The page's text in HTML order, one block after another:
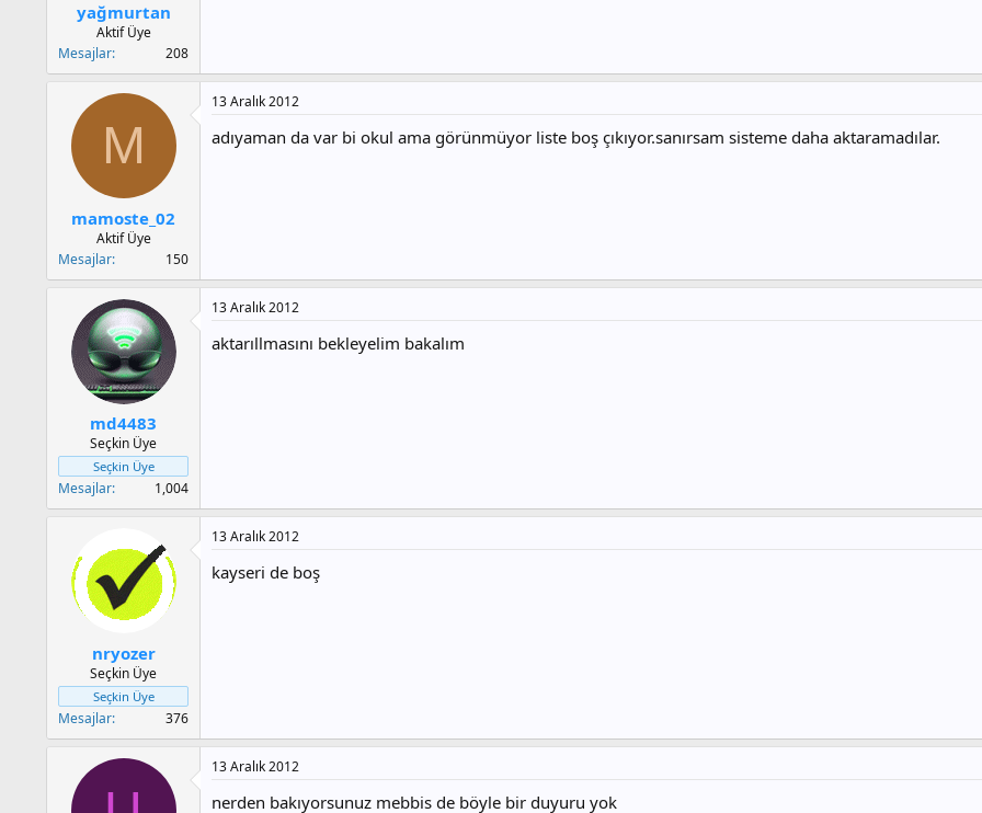
yağmurtan
Aktif Üye
Mesajlar
208
M
mamoste_02
Aktif Üye
Mesajlar
150
13 Aralık 2012
adıyaman da var bi okul ama görünmüyor liste boş çıkıyor.sanırsam sisteme daha aktaramadılar.
md4483
Seçkin Üye
Seçkin Üye
Mesajlar 1,004
13 Aralık 2012
aktarıllmasını bekleyelim bakalım
nryozer
Seçkin Üye
Seçkin Üye
Mesajlar 376
13 Aralık 2012
kayseri de boş
13 Aralık 2012
nerden bakıyorsunuz mebbis de böyle bir duyuru yok